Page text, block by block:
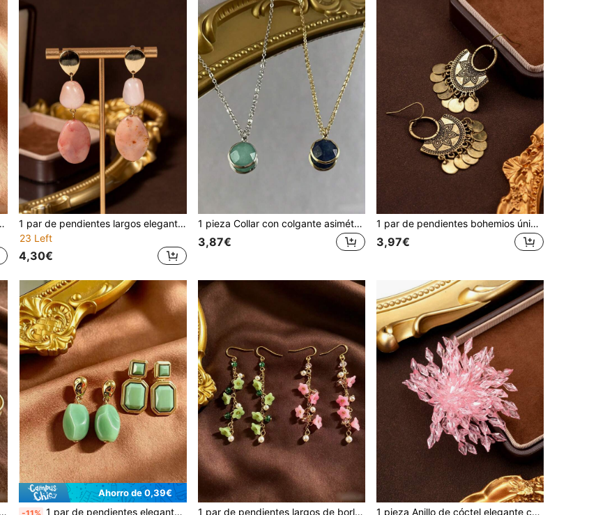
de strass y longitud hasta el hombro
1 par de pendientes largos elegantes y personalizados con cuentas de piedra sintética, diseño geométrico asimétrico en forma de lágrima de metal, estilo vintage de moda, adecuados para uso diario, regalo y vacaciones
23 Left
4,30€
1 pieza Collar con colgante asimétrico redondo tallado de cristal natural de color verde agua vintage estilo aquamarina
3,87€
1 par de pendientes bohemios únicos con diseño tallado redondo y borla retro chic
3,97€
1 pieza Pulsera de resina con incrustaciones de metal pesado, diseño geométrico exagerado en forma de abanico, estilo retro elegante de alta gama, colores verde, rojo, negro, blanco, fucsia y marrón, personalizada
Ahorro de 0,39€
1 par de pendientes elegantes y lujosos de estilo francés con diseño geométrico asimétrico de resina en formas de cuadrado, rombo y óvalo, de moda y con estilo retro
1 par de pendientes largos de borla de cristal de vidrio con lirio del valle verde y rosa, estilo vintage de moda, de lujo y alta gama
1 pieza Anillo de cóctel elegante con borlas en forma de fuegos artificiales de color rosa pálido, cristales falsos y cuentas, adecuado para bodas, banquetes y fiestas, como regalo